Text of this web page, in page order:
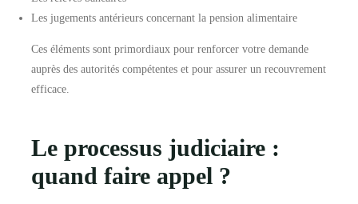
Les jugements antérieurs concernant la pension alimentaire
Ces éléments sont primordiaux pour renforcer votre demande
auprès des autorités compétentes et pour assurer un recouvrement
efficace.
Le processus judiciaire :
quand faire appel ?